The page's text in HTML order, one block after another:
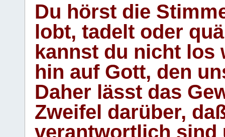
Du hörst die
lobt, tadelt oder
kannst du nicht los
hin auf Gott, den
Daher lässt das
Zweifel darüber,
verantwortlich sind